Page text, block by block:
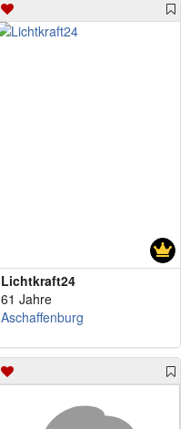
Lichtkraft24
61 Jahre
Aschaffenburg